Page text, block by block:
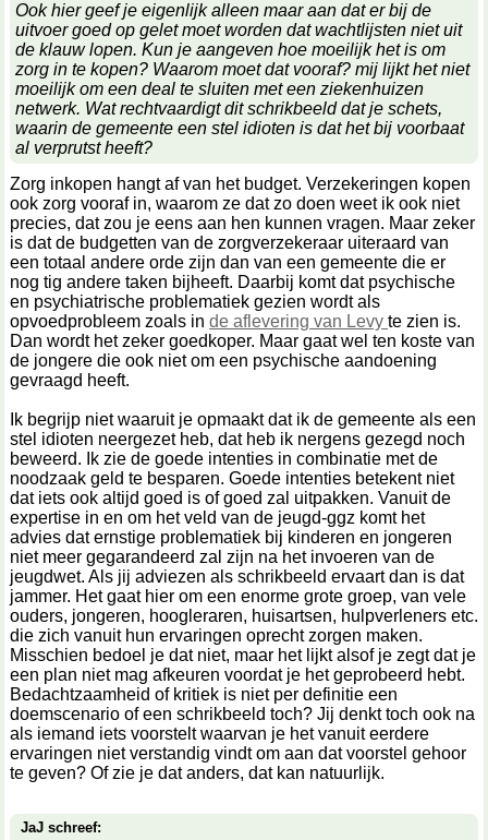
Ook hier geef je eigenlijk alleen maar aan dat er bij de
uitvoer goed op gelet moet worden dat wachtlijsten niet uit
de klauw lopen. Kun je aangeven hoe moeilijk het is om
zorg in te kopen? Waarom moet dat vooraf? mij lijkt het niet
moeilijk om een deal te sluiten met een ziekenhuizen
netwerk. Wat rechtvaardigt dit schrikbeeld dat je schets,
waarin de gemeente een stel idioten is dat het bij voorbaat
al verprutst heeft?
Zorg inkopen hangt af van het budget. Verzekeringen kopen
ook zorg vooraf in, waarom ze dat zo doen weet ik ook niet
precies, dat zou je eens aan hen kunnen vragen. Maar zeker
is dat de budgetten van de zorgverzekeraar uiteraard van
een totaal andere orde zijn dan van een gemeente die er
nog tig andere taken bijheeft. Daarbij komt dat psychische
en psychiatrische problematiek gezien wordt als
opvoedprobleem zoals in de aflevering van Levy te zien is.
Dan wordt het zeker goedkoper. Maar gaat wel ten koste van
de jongere die ook niet om een psychische aandoening
gevraagd heeft.
Ik begrijp niet waaruit je opmaakt dat ik de gemeente als een
stel idioten neergezet heb, dat heb ik nergens gezegd noch
beweerd. Ik zie de goede intenties in combinatie met de
noodzaak geld te besparen. Goede intenties betekent niet
dat iets ook altijd goed is of goed zal uitpakken. Vanuit de
expertise in en om het veld van de jeugd-ggz komt het
advies dat ernstige problematiek bij kinderen en jongeren
niet meer gegarandeerd zal zijn na het invoeren van de
jeugdwet. Als jij adviezen als schrikbeeld ervaart dan is dat
jammer. Het gaat hier om een enorme grote groep, van vele
ouders, jongeren, hoogleraren, huisartsen, hulpverleners etc.
die zich vanuit hun ervaringen oprecht zorgen maken.
Misschien bedoel je dat niet, maar het lijkt alsof je zegt dat je
een plan niet mag afkeuren voordat je het geprobeerd hebt.
Bedachtzaamheid of kritiek is niet per definitie een
doemscenario of een schrikbeeld toch? Jij denkt toch ook na
als iemand iets voorstelt waarvan je het vanuit eerdere
ervaringen niet verstandig vindt om aan dat voorstel gehoor
te geven? Of zie je dat anders, dat kan natuurlijk.
JaJ schreef: